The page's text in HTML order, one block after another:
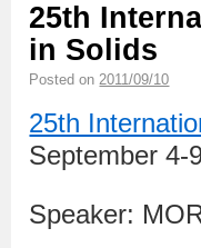
25th
in Solids
Posted on 2011/09/10
25th
September 4-
Speaker: